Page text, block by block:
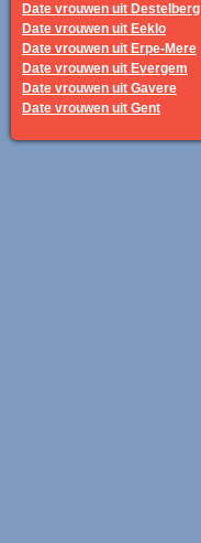
Date vrouwen uit Destelberg
Date vrouwen uit Eeklo
Date vrouwen uit Erpe-Mere
Date vrouwen uit Evergem
Date vrouwen uit Gavere
Date vrouwen uit Gent